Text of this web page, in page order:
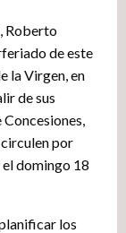
Roberto
de este
la Virgen, en
de sus
por
domingo 18
los